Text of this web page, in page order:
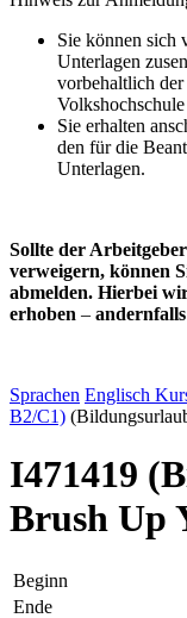
Sie können sich
Unterlagen
vorbehaltlich
Volkshochschule
Sie erhalten
den für die
Unterlagen.
Sollte der
verweigern, können
abmelden. Hierbei
erhoben –
Sprachen Englisch
B2/C1)
I471419
Brush Up
Beginn
Ende